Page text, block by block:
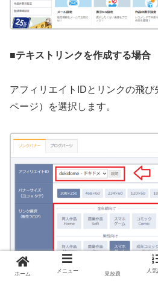
■テキストリンクを作成する場合
アフィリエイトIDとリンクの飛
ページ）を選択します。
ホーム メニュー 見放題 人